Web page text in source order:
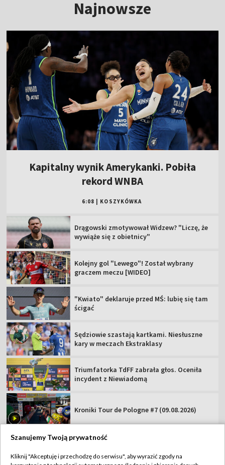
Najnowsze
Kapitalny wynik Amerykanki. Pobiła
rekord WNBA
6:08 | KOSZYKÓWKA
Drągowski zmotywował Widzew? "Liczę, że
wywiąże się z obietnicy"
Kolejny gol "Lewego"! Został wybrany
graczem meczu [WIDEO]
"Kwiato" deklaruje przed MŚ: lubię się tam
ścigać
Sędziowie szastają kartkami. Niesłuszne
kary w meczach Ekstraklasy
Triumfatorka TdFF zabrała głos. Oceniła
incydent z Niewiadomą
Kroniki Tour de Pologne #7 (09.08.2026)
Szanujemy Twoją prywatność
Kliknij "Akceptuję i przechodzę do serwisu", aby wyrazić zgody na